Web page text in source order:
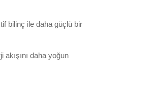
bilinç ile daha güçlü bir
daha yoğun